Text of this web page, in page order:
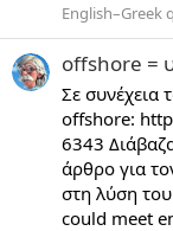
English–Greek
offshore =
Σε συνέχεια
offshore:
6343
άρθρο για
στη λύση
could meet